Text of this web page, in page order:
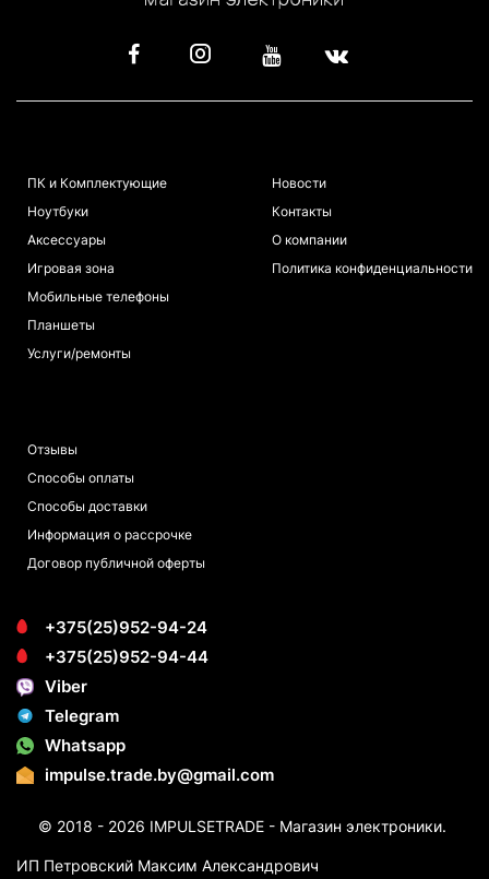
ПК и Комплектующие
Ноутбуки
Аксессуары
Игровая зона
Мобильные телефоны
Планшеты
Услуги/ремонты
Новости
Контакты
О компании
Политика конфиденциальности
Отзывы
Способы оплаты
Способы доставки
Информация о рассрочке
Договор публичной оферты
+375(25)952-94-24
+375(25)952-94-44
Viber
Telegram
Whatsapp
impulse.trade.by@gmail.com
© 2018 - 2026 IMPULSETRADE - Магазин электроники.
ИП Петровский Максим Александрович